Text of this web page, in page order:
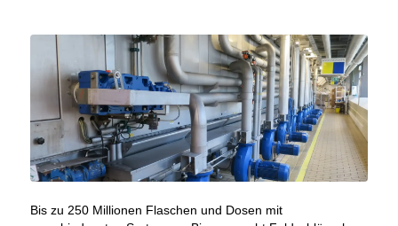
Bis zu 250 Millionen Flaschen und Dosen mit